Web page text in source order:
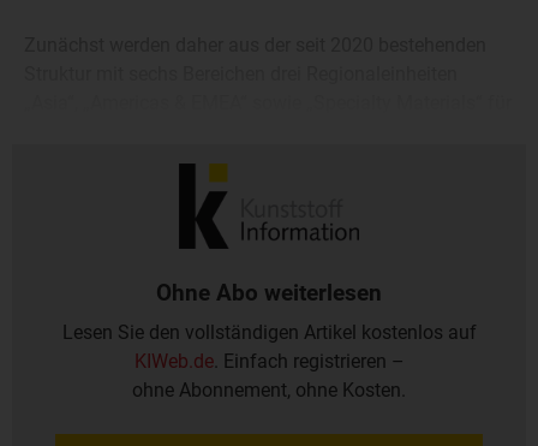
Nanoröhrchen geformt.
Ohne Abo weiterlesen
Lesen Sie den vollständigen Artikel kostenlos auf
KIWeb.de. Einfach registrieren –
ohne Abonnement, ohne Kosten.